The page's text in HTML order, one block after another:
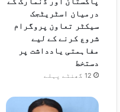
درمیان اسٹریٹجک
سیکٹر تعاون پروگرام
شروع کرنے کے لیے
مفاہمتی یادداشت پر
دستخط
12 گھنٹے پہلے